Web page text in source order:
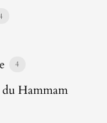
4
du Hammam